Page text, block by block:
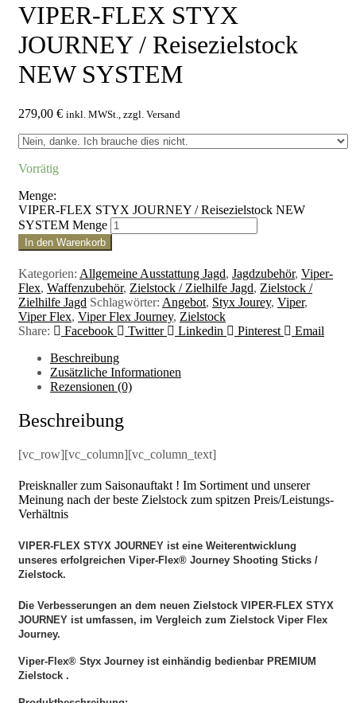
VIPER-FLEX STYX
JOURNEY / Reisezielstock
NEW SYSTEM
279,00 € inkl. MWSt., zzgl. Versand
Vorrätig
Menge:
VIPER-FLEX STYX JOURNEY / Reisezielstock NEW
SYSTEM Menge
In den Warenkorb
Kategorien: Allgemeine Ausstattung Jagd, Jagdzubehör, Viper-
Flex, Waffenzubehör, Zielstock / Zielhilfe Jagd, Zielstock /
Zielhilfe Jagd Schlagwörter: Angebot, Styx Jourey, Viper,
Viper Flex, Viper Flex Journey, Zielstock
Share:
Facebook Twitter Linkedin Pinterest
Email
Beschreibung
Zusätzliche Informationen
Rezensionen (0)
Beschreibung
[vc_row][vc_column][vc_column_text]
Preisknaller zum Saisonauftakt ! Im Sortiment und unserer
Meinung nach der beste Zielstock zum spitzen Preis/Leistungs-
Verhältnis
VIPER-FLEX STYX JOURNEY ist eine Weiterentwicklung
unseres erfolgreichen Viper-Flex® Journey Shooting Sticks /
Zielstock.
Die Verbesserungen an dem neuen Zielstock VIPER-FLEX STYX
JOURNEY ist umfassen, im Vergleich zum Zielstock Viper Flex
Journey.
Viper-Flex® Styx Journey ist einhändig bedienbar PREMIUM
Zielstock .